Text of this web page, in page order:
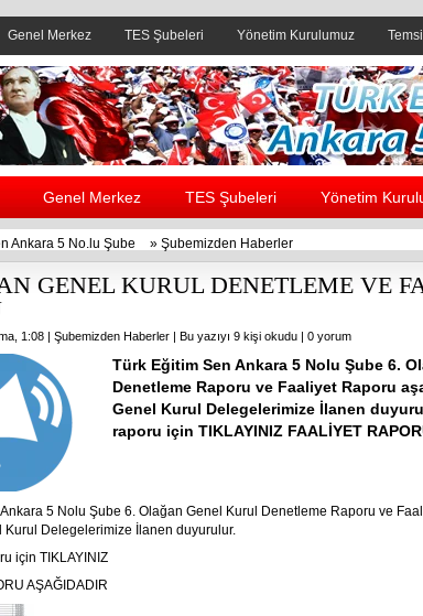
Genel Merkez TES Şubeleri Yönetim Kurulumuz
Header yanı reklam alanı
Genel Merkez TES Şubeleri Yönetim
Ankara 5 No.lu Şube » Şubemizden Haberler
GENEL KURUL DENETLEME VE
1:08 | Şubemizden Haberler | Bu yazıyı 9 kişi okudu | 0 yorum
Türk Eğitim Sen Ankara 5 Nolu Şube 6.
Denetleme Raporu ve Faaliyet Raporu
Genel Kurul Delegelerimize İlanen
raporu için TIKLAYINIZ FAALİYET
5 Nolu Şube 6. Olağan Genel Kurul Denetleme Raporu ve
Kurul Delegelerimize İlanen duyurulur.
için TIKLAYINIZ
AŞAĞIDADIR